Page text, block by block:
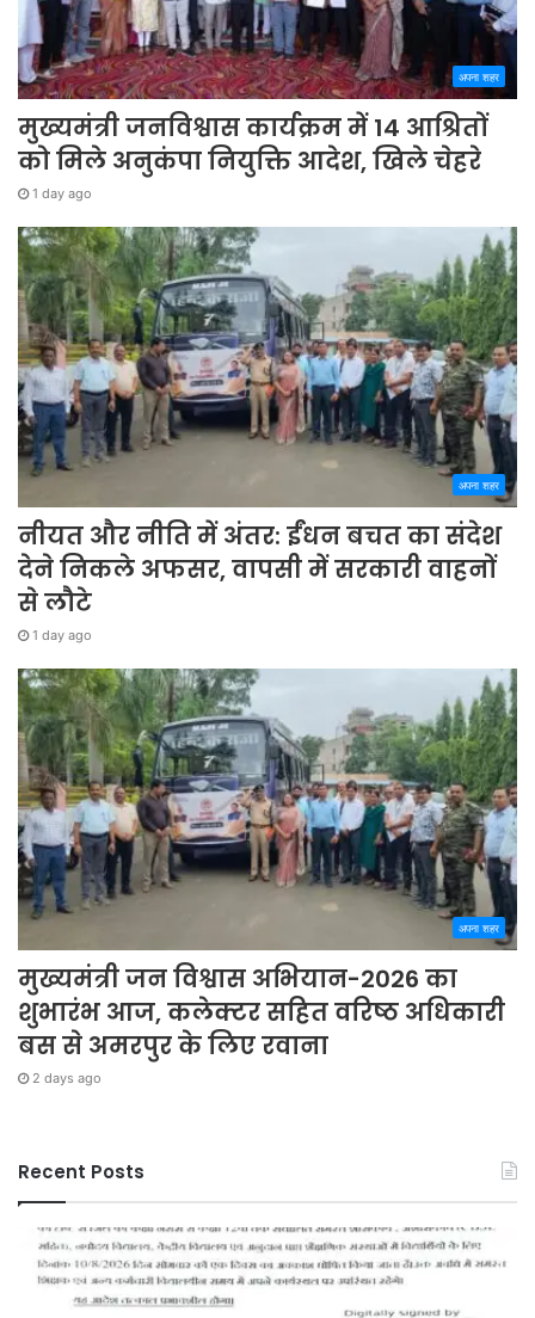
अपना शहर
मुख्यमंत्री जनविश्वास कार्यक्रम में 14 आश्रितों
को मिले अनुकंपा नियुक्ति आदेश, खिले चेहरे
1 day ago
अपना शहर
नीयत और नीति में अंतर: ईंधन बचत का संदेश
देने निकले अफसर, वापसी में सरकारी वाहनों
से लौटे
1 day ago
अपना शहर
मुख्यमंत्री जन विश्वास अभियान-2026 का
शुभारंभ आज, कलेक्टर सहित वरिष्ठ अधिकारी
बस से अमरपुर के लिए रवाना
2 days ago
Recent Posts